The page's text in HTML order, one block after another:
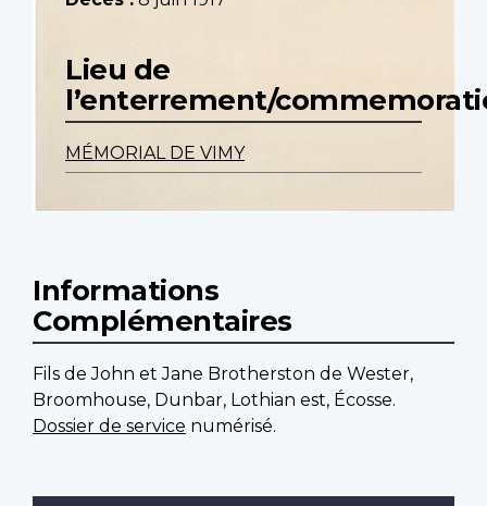
Lieu de
l’enterrement/
MÉMORIAL DE VIMY
Informations
Complémentaires
Fils de John et Jane Brotherston de Wester,
Broomhouse, Dunbar, Lothian est, Écosse.
Dossier de service numérisé.